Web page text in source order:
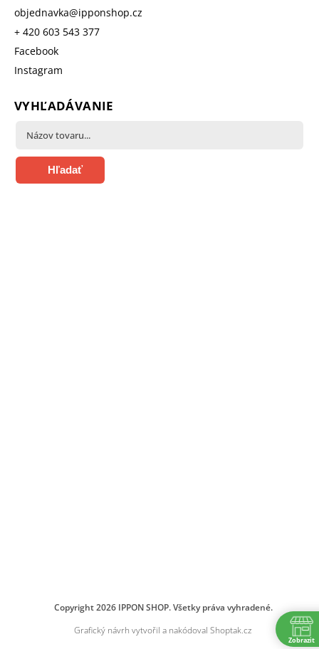
objednavka@ipponshop.cz
+ 420 603 543 377
Facebook
Instagram
VYHĽADÁVANIE
Hľadať
Copyright 2026 IPPON SHOP. Všetky práva vyhradené.
Grafický návrh vytvořil a nakódoval Shoptak.cz
Zobrazit